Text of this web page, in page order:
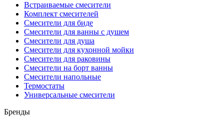
Встраиваемые смесители
Комплект смесителей
Смесители для биде
Смесители для ванны с душем
Смесители для душа
Смесители для кухонной мойки
Смесители для раковины
Смесители на борт ванны
Смесители напольные
Термостаты
Универсальные смесители
Бренды